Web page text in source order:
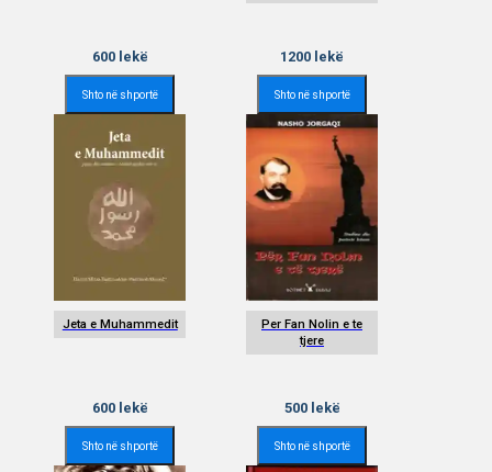
600lekë
Shto në shportë
1200 lekë
Shto në shportë
Jeta e Muhammedit
600lekë
Shto në shportë
Per Fan Nolin e te
tjere
500lekë
Shto në shportë